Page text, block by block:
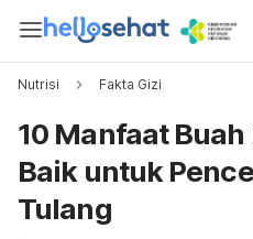
Nutrisi Fakta Gizi
10 Manfaat
Baik untuk
Tulang